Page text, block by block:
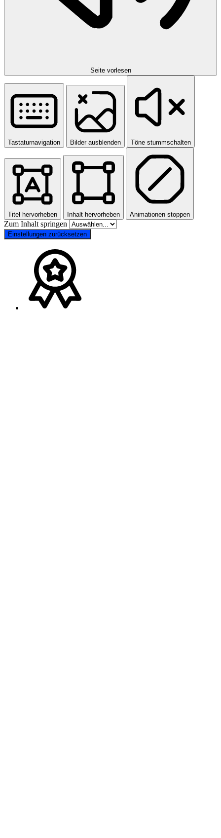
Seite vorlesen
Tastaturnavigation Bilder ausblenden Töne stummschalten
Titel hervorheben Inhalt hervorheben Animationen stoppen
Zum Inhalt springen
Einstellungen zurücksetzen